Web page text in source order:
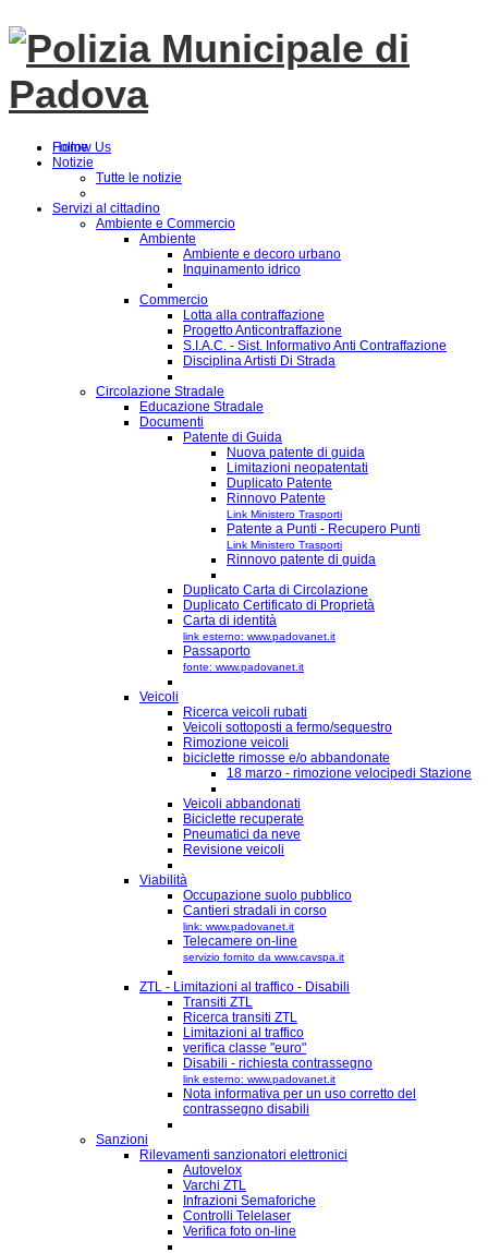
Follow Us
Home
Notizie
Tutte le notizie
Servizi al cittadino
Ambiente e Commercio
Ambiente
Ambiente e decoro urbano
Inquinamento idrico
Commercio
Lotta alla contraffazione
Progetto Anticontraffazione
S.I.A.C. - Sist. Informativo Anti Contraffazione
Disciplina Artisti Di Strada
Circolazione Stradale
Educazione Stradale
Documenti
Patente di Guida
Nuova patente di guida
Limitazioni neopatentati
Duplicato Patente
Rinnovo Patente
Link Ministero Trasporti
Patente a Punti - Recupero Punti
Link Ministero Trasporti
Rinnovo patente di guida
Duplicato Carta di Circolazione
Duplicato Certificato di Proprietà
Carta di identità
link esterno: www.padovanet.it
Passaporto
fonte: www.padovanet.it
Veicoli
Ricerca veicoli rubati
Veicoli sottoposti a fermo/sequestro
Rimozione veicoli
biciclette rimosse e/o abbandonate
18 marzo - rimozione velocipedi Stazione
Veicoli abbandonati
Biciclette recuperate
Pneumatici da neve
Revisione veicoli
Viabilità
Occupazione suolo pubblico
Cantieri stradali in corso
link: www.padovanet.it
Telecamere on-line
servizio fornito da www.cavspa.it
ZTL - Limitazioni al traffico - Disabili
Transiti ZTL
Ricerca transiti ZTL
Limitazioni al traffico
verifica classe "euro"
Disabili - richiesta contrassegno
link esterno: www.padovanet.it
Nota informativa per un uso corretto del
contrassegno disabili
Sanzioni
Rilevamenti sanzionatori elettronici
Autovelox
Varchi ZTL
Infrazioni Semaforiche
Controlli Telelaser
Verifica foto on-line